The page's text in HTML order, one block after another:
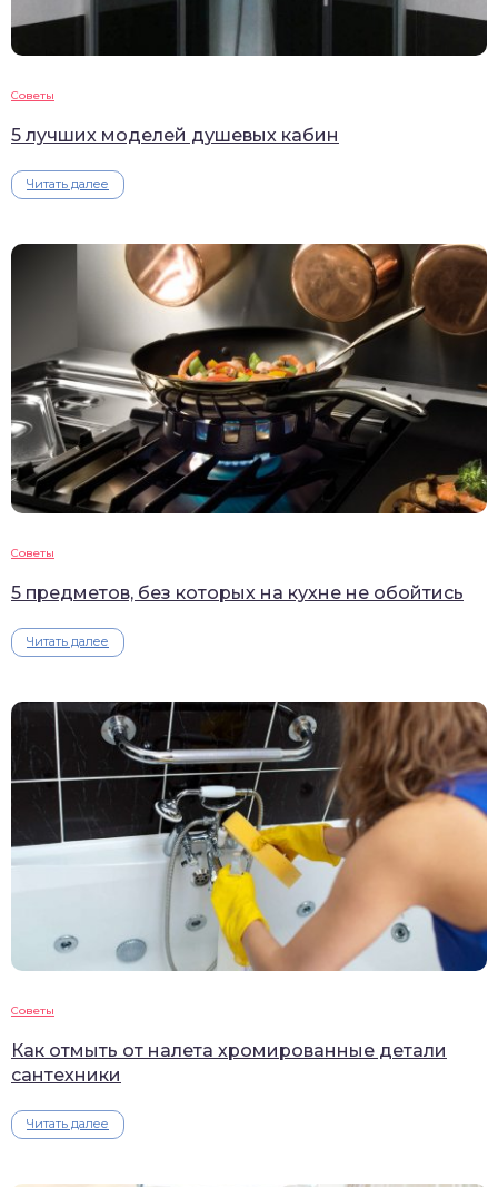
Советы
5 лучших моделей душевых кабин
Читать далее
Советы
5 предметов, без которых на кухне не обойтись
Читать далее
Советы
Как отмыть от налета хромированные детали
сантехники
Читать далее